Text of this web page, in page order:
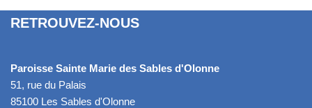
RETROUVEZ-NOUS
Paroisse Sainte Marie des Sables d'Olonne
51, rue du Palais
85100 Les Sables d'Olonne